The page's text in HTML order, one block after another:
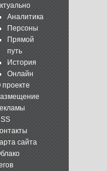
Аналитика
Персоны
Прямой
путь
История
Онлайн
проекте
сайта